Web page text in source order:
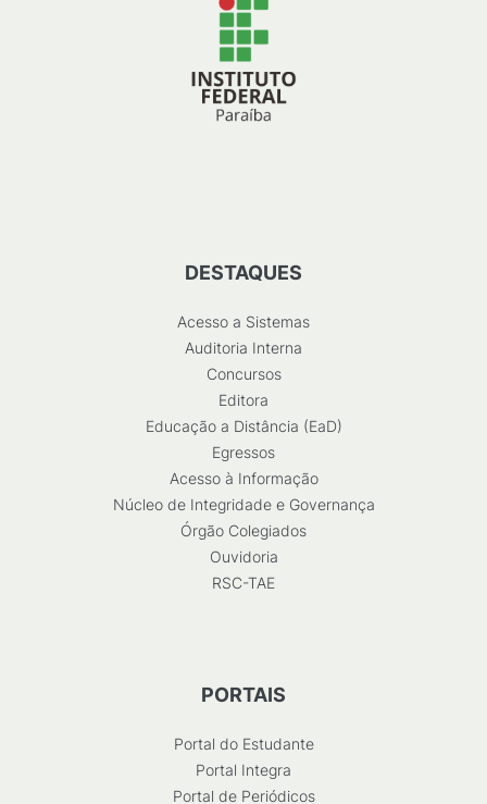
DESTAQUES
Acesso a Sistemas
Auditoria Interna
Concursos
Editora
Educação a Distância (EaD)
Egressos
Acesso à Informação
Núcleo de Integridade e Governança
Órgão Colegiados
Ouvidoria
RSC-TAE
PORTAIS
Portal do Estudante
Portal Integra
Portal de Periódicos